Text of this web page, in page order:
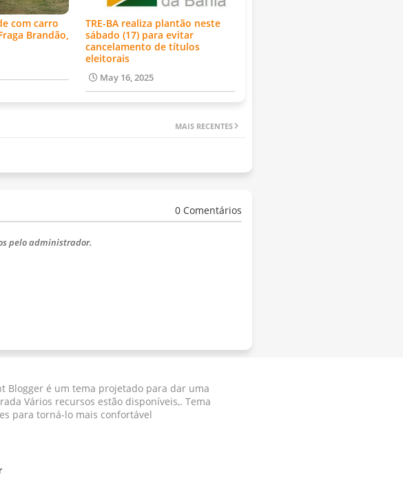
com carro
Brandão,
TRE-BA realiza plantão neste
sábado (17) para evitar
cancelamento de títulos
eleitorais
May 16, 2025
MAIS RECENTES
0 Comentários
​​pelo administrador.
Blogger ​​é um tema projetado para dar uma
Vários recursos estão disponíveis,. Tema
para torná-lo mais confortável